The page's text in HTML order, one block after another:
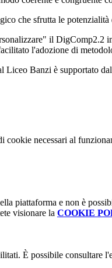
che sfrutta le
il DigComp2.2
l'adozione di
Banzi è supportato
necessari al
piattaforma e non è
visionare la COOKIE
È possibile consultare